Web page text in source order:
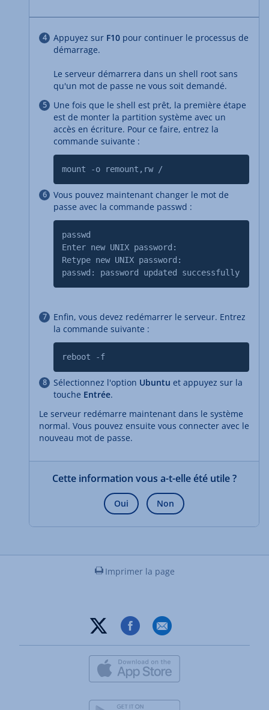
Appuyez sur F10 pour continuer le processus de
démarrage.
Le serveur démarrera dans un shell root sans
qu'un mot de passe ne vous soit demandé.
Une fois que le shell est prêt, la première étape
est de monter la partition système avec un
accès en écriture. Pour ce faire, entrez la
commande suivante :
mount -o remount,rw /
Vous pouvez maintenant changer le mot de
passe avec la commande passwd :
passwd
Enter new UNIX password:
Retype new UNIX password:
passwd: password updated successfully
Enfin, vous devez redémarrer le serveur. Entrez
la commande suivante :
reboot -f
Sélectionnez l'option Ubuntu et appuyez sur la
touche Entrée.
Le serveur redémarre maintenant dans le système
normal. Vous pouvez ensuite vous connecter avec le
nouveau mot de passe.
Cette information vous a-t-elle été utile ?
Oui Non
Imprimer la page